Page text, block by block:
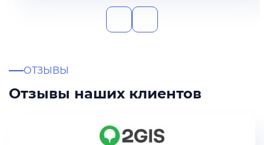
ОТЗЫВЫ
Отзывы наших клиентов